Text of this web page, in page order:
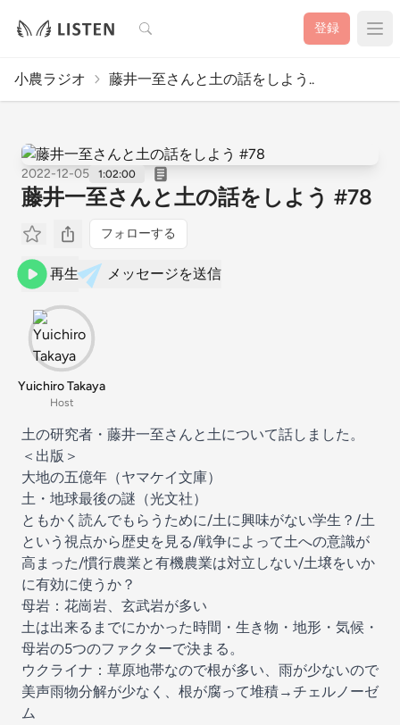
検索 登録
小農ラジオ 藤井一至さんと土の話をしよう..
2022-12-05 1:02:00
藤井一至さんと土の話をしよう #78
フォローする
再生 メッセージを送信
Yuichiro Takaya
Host
土の研究者・藤井一至さんと土について話しました。
＜出版＞
大地の五億年（ヤマケイ文庫）
土・地球最後の謎（光文社）
ともかく読んでもらうために/土に興味がない学生？/土
という視点から歴史を見る/戦争によって土への意識が
高まった/慣行農業と有機農業は対立しない/土壌をいか
に有効に使うか？
母岩：花崗岩、玄武岩が多い
土は出来るまでにかかった時間・生き物・地形・気候・
母岩の5つのファクターで決まる。
ウクライナ：草原地帯なので根が多い、雨が少ないので
美声雨物分解が少なく、根が腐って堆積→チェルノーゼ
ム